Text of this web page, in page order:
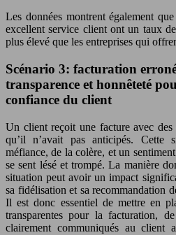
Les données montrent également
excellent service client ont un taux
plus élevé que les entreprises qui
Scénario 3: facturation
transparence et honnêteté
confiance du client
Un client reçoit une facture avec
qu’il n’avait pas anticipés. Cette
méfiance, de la colère, et un
se sent lésé et trompé. La manière
situation peut avoir un impact
sa fidélisation et sa recommandation
Il est donc essentiel de mettre en
transparentes pour la facturation,
clairement communiqués au client